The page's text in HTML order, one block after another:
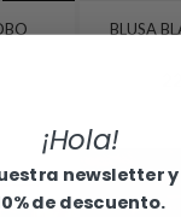
BLUSA
original
era:
30,00 €.
actual
es:
22,00 €.
¡Hola!
newsletter
de descuento.